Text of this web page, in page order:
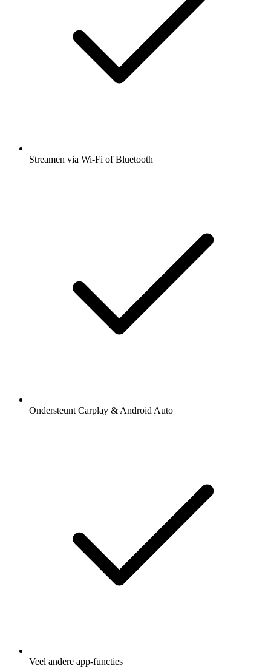
Streamen via Wi-Fi of Bluetooth
Ondersteunt Carplay & Android Auto
Veel andere app-functies